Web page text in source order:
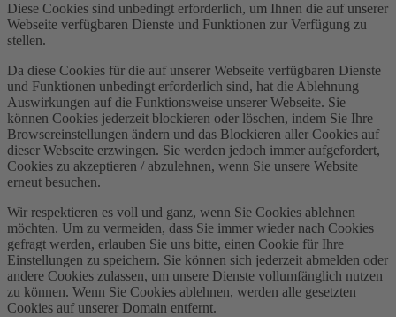
Diese Cookies sind unbedingt erforderlich, um Ihnen die auf unserer
Webseite verfügbaren Dienste und Funktionen zur Verfügung zu
stellen.
Da diese Cookies für die auf unserer Webseite verfügbaren Dienste
und Funktionen unbedingt erforderlich sind, hat die Ablehnung
Auswirkungen auf die Funktionsweise unserer Webseite. Sie
können Cookies jederzeit blockieren oder löschen, indem Sie Ihre
Browsereinstellungen ändern und das Blockieren aller Cookies auf
dieser Webseite erzwingen. Sie werden jedoch immer aufgefordert,
Cookies zu akzeptieren / abzulehnen, wenn Sie unsere Website
erneut besuchen.
Wir respektieren es voll und ganz, wenn Sie Cookies ablehnen
möchten. Um zu vermeiden, dass Sie immer wieder nach Cookies
gefragt werden, erlauben Sie uns bitte, einen Cookie für Ihre
Einstellungen zu speichern. Sie können sich jederzeit abmelden oder
andere Cookies zulassen, um unsere Dienste vollumfänglich nutzen
zu können. Wenn Sie Cookies ablehnen, werden alle gesetzten
Cookies auf unserer Domain entfernt.